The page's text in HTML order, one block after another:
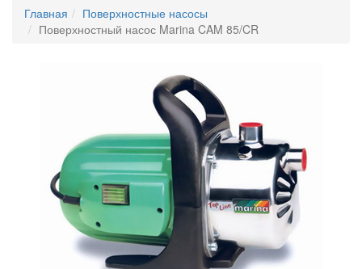
Главная
Поверхностные насосы
Поверхностный насос Marina CAM 85/CR